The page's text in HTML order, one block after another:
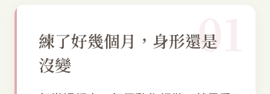
01
練了好幾個月，身形還是
沒變